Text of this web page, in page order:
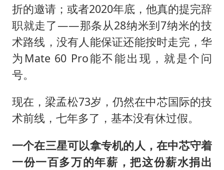
折的邀请；或者2020年底，他真的提完辞
职就走了——那条从28纳米到7纳米的技
术路线，没有人能保证还能按时走完，华
为Mate 60 Pro能不能出现，就是个问
号。
现在，梁孟松73岁，仍然在中芯国际的技
术前线，七年多了，基本没有休过假。
一个在三星可以拿专机的人，在中芯守着
一份一百多万的年薪，把这份薪水捐出